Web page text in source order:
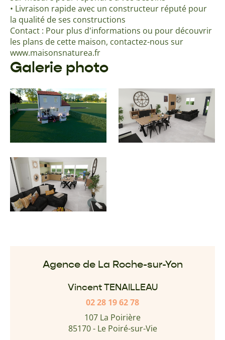
• Livraison rapide avec un constructeur réputé pour
la qualité de ses constructions
Contact : Pour plus d'informations ou pour découvrir
les plans de cette maison, contactez-nous sur
www.maisonsnaturea.fr
Galerie photo
Agence de La Roche-sur-Yon
Vincent TENAILLEAU
02 28 19 62 78
107 La Poirière
85170 - Le Poiré-sur-Vie